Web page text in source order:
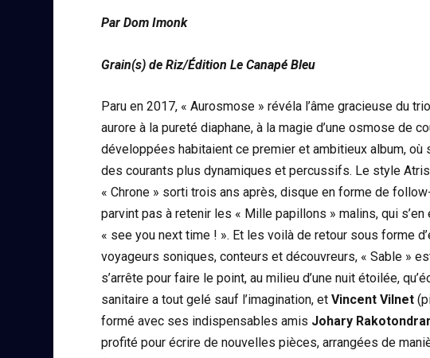
Par Dom Imonk
Grain(s) de Riz/Édition Le Canapé Bleu
Paru en 2017, « Aurosmose » révéla l’âme gracieuse du
aurore à la pureté diaphane, à la magie d’une osmose de
développées habitaient ce premier et ambitieux album,
des courants plus dynamiques et percussifs. Le style
« Chrone » sorti trois ans après, disque en forme de
parvint pas à retenir les « Mille papillons » malins, qui
« see you next time ! ». Et les voilà de retour sous forme
voyageurs soniques, conteurs et découvreurs, « Sable »
s’arrête pour faire le point, au milieu d’une nuit étoilée,
sanitaire a tout gelé sauf l’imagination, etVincent Vilnet
formé avec ses indispensables amis Johary
profité pour écrire de nouvelles pièces, arrangées de